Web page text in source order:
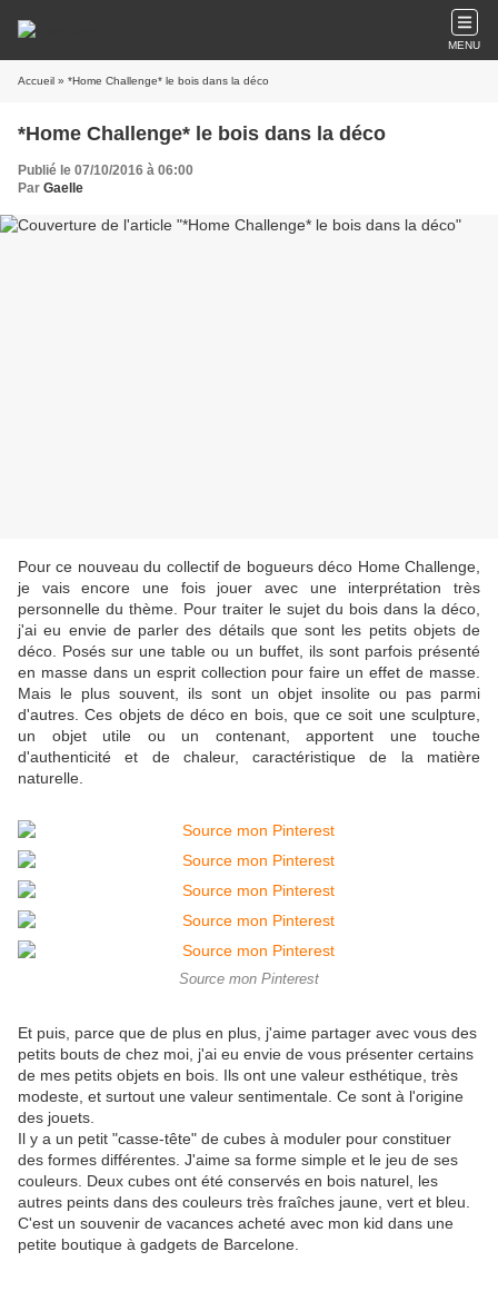
MENU
Accueil » *Home Challenge* le bois dans la déco
*Home Challenge* le bois dans la déco
Publié le 07/10/2016 à 06:00
Par Gaelle
Pour ce nouveau du collectif de bogueurs déco Home Challenge,
je vais encore une fois jouer avec une interprétation très
personnelle du thème. Pour traiter le sujet du bois dans la déco,
j'ai eu envie de parler des détails que sont les petits objets de
déco. Posés sur une table ou un buffet, ils sont parfois présenté
en masse dans un esprit collection pour faire un effet de masse.
Mais le plus souvent, ils sont un objet insolite ou pas parmi
d'autres. Ces objets de déco en bois, que ce soit une sculpture,
un objet utile ou un contenant, apportent une touche
d'authenticité et de chaleur, caractéristique de la matière
naturelle.
Source mon Pinterest
Et puis, parce que de plus en plus, j'aime partager avec vous des
petits bouts de chez moi, j'ai eu envie de vous présenter certains
de mes petits objets en bois. Ils ont une valeur esthétique, très
modeste, et surtout une valeur sentimentale. Ce sont à l'origine
des jouets.
Il y a un petit "casse-tête" de cubes à moduler pour constituer
des formes différentes. J'aime sa forme simple et le jeu de ses
couleurs. Deux cubes ont été conservés en bois naturel, les
autres peints dans des couleurs très fraîches jaune, vert et bleu.
C'est un souvenir de vacances acheté avec mon kid dans une
petite boutique à gadgets de Barcelone.